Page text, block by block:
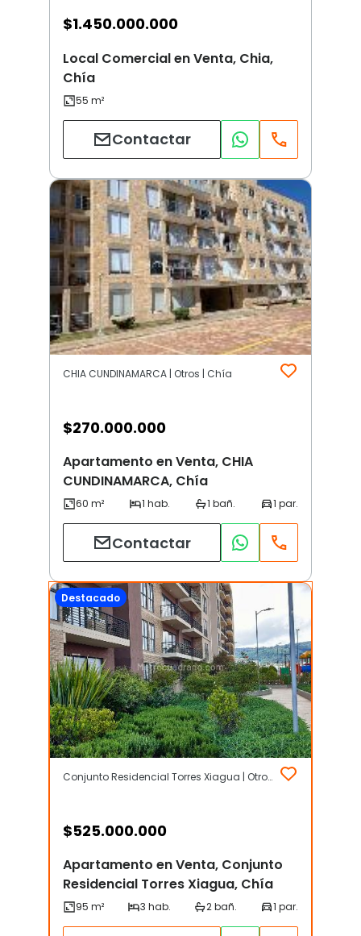
$1.450.000.000
Local Comercial en Venta, Chia,
Chía
Contactar
CHIA CUNDINAMARCA | Otros | Chía
$270.000.000
Apartamento en Venta, CHIA
CUNDINAMARCA, Chía
Contactar
Destacado
Conjunto Residencial Torres Xiagua | Otros | Chía
$525.000.000
Apartamento en Venta, Conjunto
Residencial Torres Xiagua, Chía